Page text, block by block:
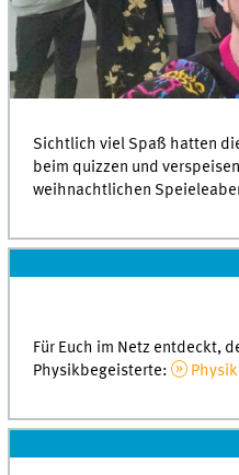
Sichtlich viel Spaß hatten
beim quizzen und
weihnachtlichen
Für Euch im Netz entdeckt,
Physikbegeisterte: